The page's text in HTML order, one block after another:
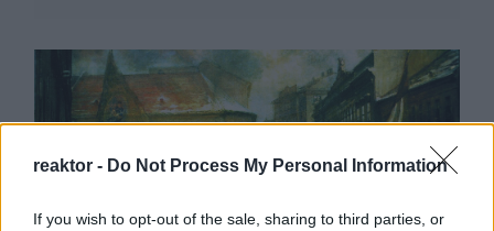
reaktor - Do Not Process My Personal Information
If you wish to opt-out of the sale, sharing to third parties, or